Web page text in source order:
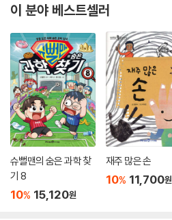
이 분야 베스트셀러
슈뻘맨의 숨은 과학 찾
기 8
10% 15,120원
재주 많은 손
10% 11,700원